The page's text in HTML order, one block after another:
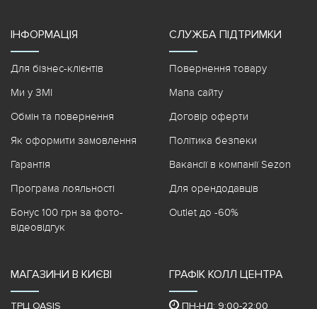
ІНФОРМАЦІЯ
Для бізнес-клієнтів
Ми у ЗМІ
Обмін та повернення
Як оформити замовлення
Гарантія
Програма лояльності
Бонус 100 грн за фото-
відеовідгук
СЛУЖБА ПІДТРИМКИ
Повернення товару
Мапа сайту
Договір оферти
Політика безпеки
Вакансії в компанії Sezon
Для орендодавців
Outlet до -60%
МАГАЗИНИ В КИЄВІ
ТРЦ OASIS
ГРАФІК КОЛЛ ЦЕНТРА
ПН-НД: 9:00-22:00